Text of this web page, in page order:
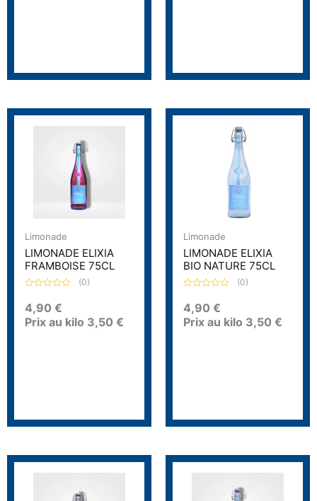
Limonade
LIMONADE ELIXIA
FRAMBOISE 75CL
o
t
e
0
(0)
4,90 €
Prix au kilo 3,50 €
Limonade
LIMONADE ELIXIA
BIO NATURE 75CL
o
t
e
0
(0)
4,90 €
Prix au kilo 3,50 €